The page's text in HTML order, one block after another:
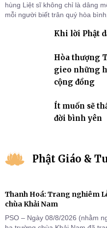
hùng Liệt sĩ không chỉ là dâng
mỗi người biết trân quý hòa
Khi lời Phật
Hòa thượng
gieo những
cộng đồng
Ít muốn sẽ
đời bình yên
Phật Giáo &
Thanh Hoá: Trang nghiêm
chùa Khải Nam
PSO – Ngày 08/8/2026 (nhằm